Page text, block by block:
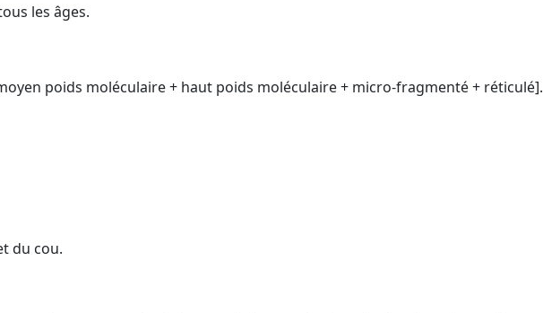
les âges.
poids moléculaire + haut poids moléculaire + micro-fragmenté + réticulé].
du cou.